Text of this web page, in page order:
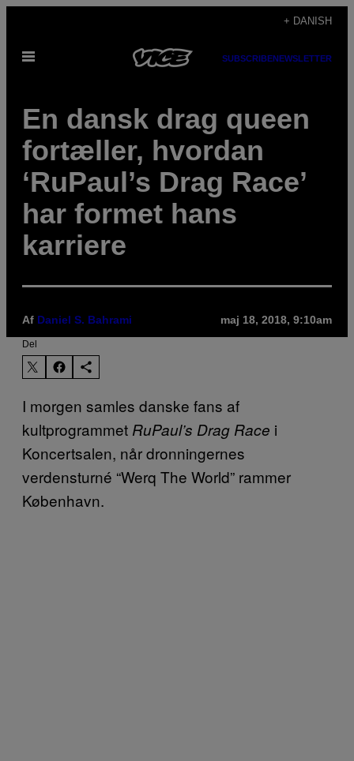
indhold
+ DANISH
Åbn
SUBSCRIBENEWSLETTER
En dansk drag queen
fortæller, hvordan
‘RuPaul’s Drag Race’
har formet hans
karriere
Af Daniel S. Bahrami maj 18, 2018, 9:10am
Del
I morgen samles danske fans af
kultprogrammet RuPaul’s Drag Race i
Koncertsalen, når dronningernes
verdensturné “Werq The World” rammer
København.